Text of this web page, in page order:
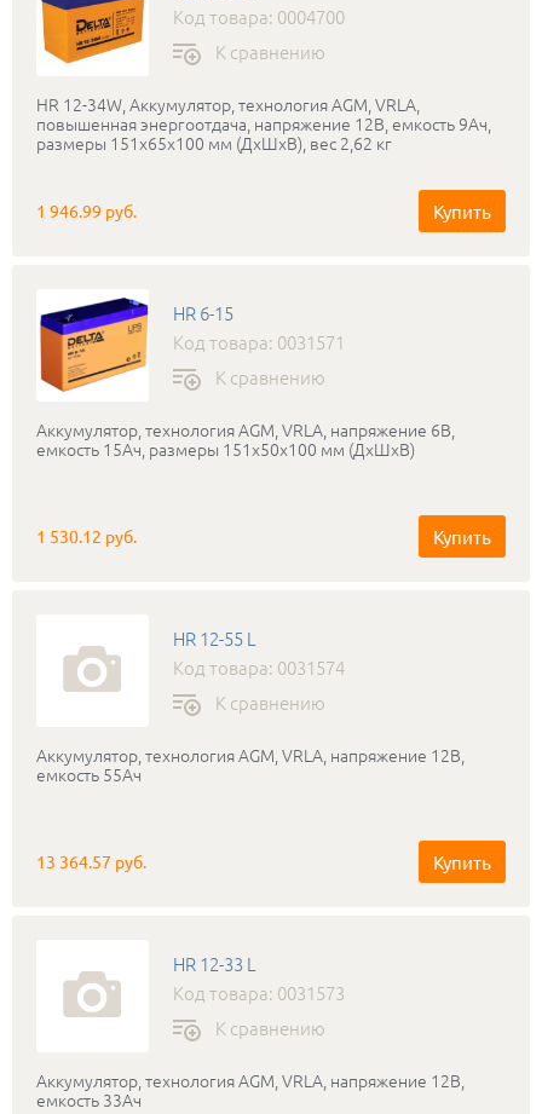
Код товара: 0004700
К сравнению
HR 12-34W, Аккумулятор, технология AGM, VRLA,
повышенная энергоотдача, напряжение 12В, емкость 9Ач,
размеры 151x65x100 мм (ДхШхВ), вес 2,62 кг
1 946.99 руб. Купить
HR 6-15
Код товара: 0031571
К сравнению
Аккумулятор, технология AGM, VRLA, напряжение 6В,
емкость 15Ач, размеры 151x50x100 мм (ДхШхВ)
1 530.12 руб. Купить
HR 12-55 L
Код товара: 0031574
К сравнению
Аккумулятор, технология AGM, VRLA, напряжение 12В,
емкость 55Ач
13 364.57 руб. Купить
HR 12-33 L
Код товара: 0031573
К сравнению
Аккумулятор, технология AGM, VRLA, напряжение 12В,
емкость 33Ач